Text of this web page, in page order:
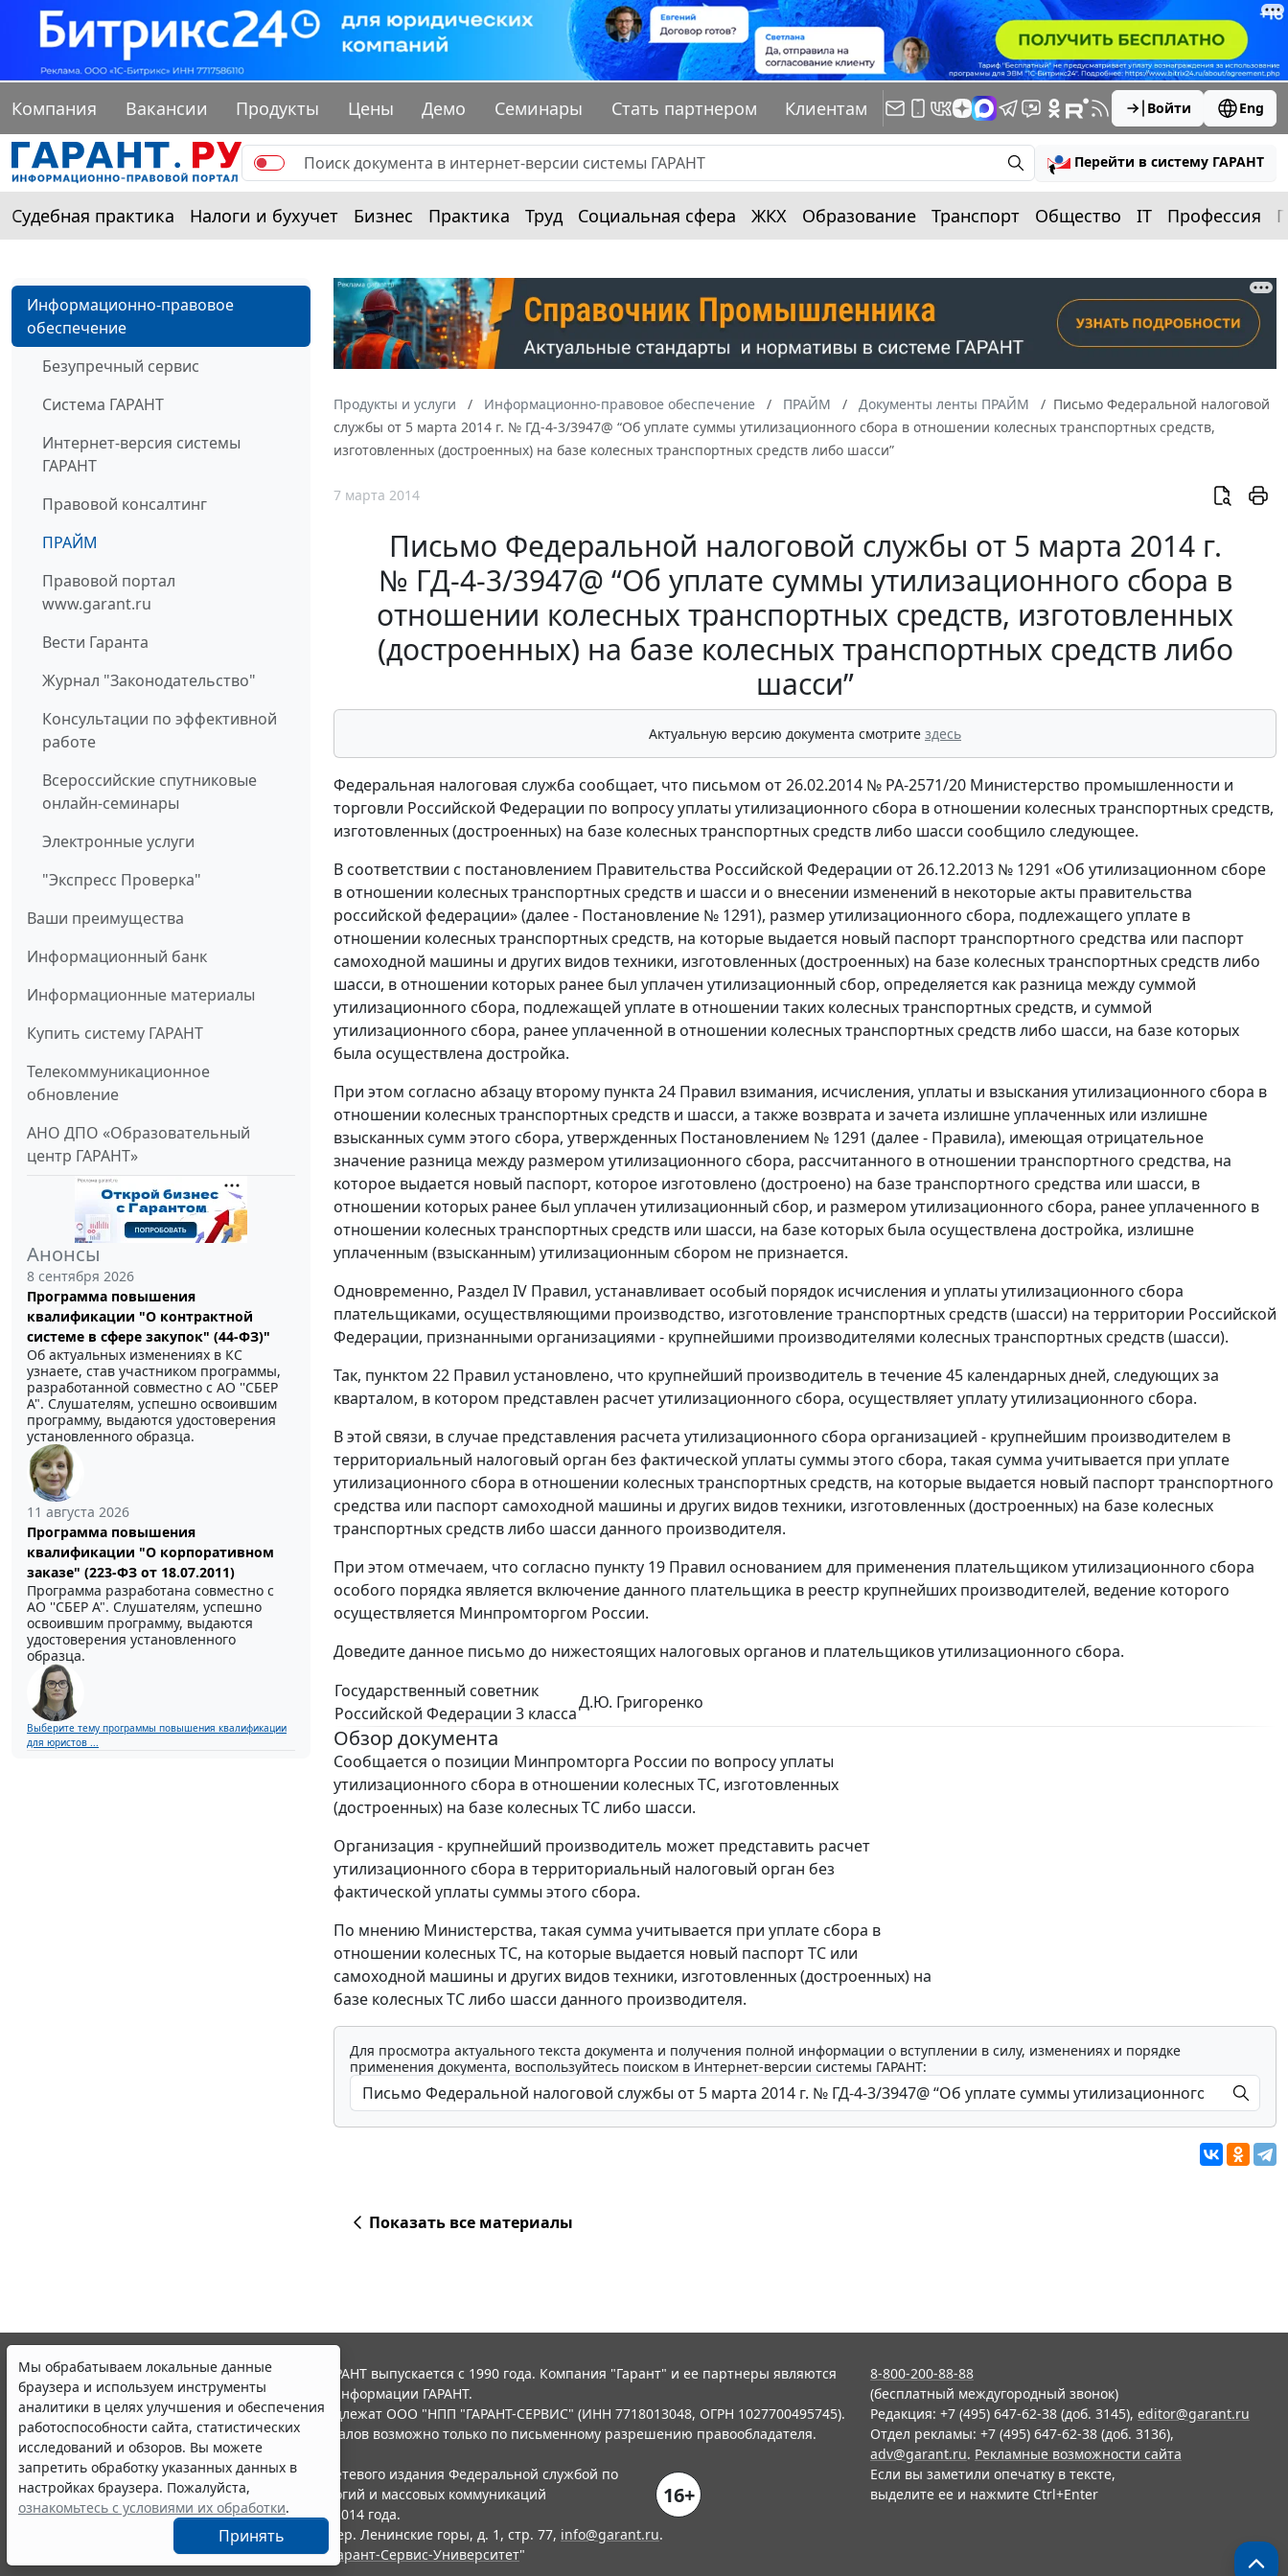
Компания Вакансии Продукты Цены Демо Семинары Стать партнером Клиентам Войти Eng
Перейти в систему ГАРАНТ
Судебная практика Налоги и бухучет Бизнес Практика Труд Социальная сфера ЖКХ Образование Транспорт Общество IT Профессия
Информационно-правовое
обеспечение
Безупречный сервис
Система ГАРАНТ
Интернет-версия системы
ГАРАНТ
Правовой консалтинг
ПРАЙМ
Правовой портал
www.garant.ru
Вести Гаранта
Журнал "Законодательство"
Консультации по эффективной
работе
Всероссийские спутниковые
онлайн-семинары
Электронные услуги
"Экспресс Проверка"
Ваши преимущества
Информационный банк
Информационные материалы
Купить систему ГАРАНТ
Телекоммуникационное
обновление
АНО ДПО «Образовательный
центр ГАРАНТ»
Анонсы
8 сентября 2026
Программа повышения
квалификации "О контрактной
системе в сфере закупок" (44-ФЗ)"
Об актуальных изменениях в КС
узнаете, став участником программы,
разработанной совместно с АО ''СБЕР
А". Слушателям, успешно освоившим
программу, выдаются удостоверения
установленного образца.
11 августа 2026
Программа повышения
квалификации "О корпоративном
заказе" (223-ФЗ от 18.07.2011)
Программа разработана совместно с
АО ''СБЕР А". Слушателям, успешно
освоившим программу, выдаются
удостоверения установленного
образца.
Выберите тему программы повышения квалификации
для юристов ...
Продукты и услуги Информационно-правовое обеспечение ПРАЙМ Документы ленты ПРАЙМ
Письмо Федеральной налоговой
службы от 5 марта 2014 г. № ГД-4-3/3947@ “Об уплате суммы утилизационного сбора в отношении колесных транспортных средств,
изготовленных (достроенных) на базе колесных транспортных средств либо шасси”
7 марта 2014
Письмо Федеральной налоговой службы от 5 марта 2014 г.
№ ГД-4-3/3947@ “Об уплате суммы утилизационного сбора в
отношении колесных транспортных средств, изготовленных
(достроенных) на базе колесных транспортных средств либо
шасси”
Актуальную версию документа смотрите здесь
Федеральная налоговая служба сообщает, что письмом от 26.02.2014 № РА-2571/20 Министерство промышленности и
торговли Российской Федерации по вопросу уплаты утилизационного сбора в отношении колесных транспортных средств,
изготовленных (достроенных) на базе колесных транспортных средств либо шасси сообщило следующее.
В соответствии с постановлением Правительства Российской Федерации от 26.12.2013 № 1291 «Об утилизационном сборе
в отношении колесных транспортных средств и шасси и о внесении изменений в некоторые акты правительства
российской федерации» (далее - Постановление № 1291), размер утилизационного сбора, подлежащего уплате в
отношении колесных транспортных средств, на которые выдается новый паспорт транспортного средства или паспорт
самоходной машины и других видов техники, изготовленных (достроенных) на базе колесных транспортных средств либо
шасси, в отношении которых ранее был уплачен утилизационный сбор, определяется как разница между суммой
утилизационного сбора, подлежащей уплате в отношении таких колесных транспортных средств, и суммой
утилизационного сбора, ранее уплаченной в отношении колесных транспортных средств либо шасси, на базе которых
была осуществлена достройка.
При этом согласно абзацу второму пункта 24 Правил взимания, исчисления, уплаты и взыскания утилизационного сбора в
отношении колесных транспортных средств и шасси, а также возврата и зачета излишне уплаченных или излишне
взысканных сумм этого сбора, утвержденных Постановлением № 1291 (далее - Правила), имеющая отрицательное
значение разница между размером утилизационного сбора, рассчитанного в отношении транспортного средства, на
которое выдается новый паспорт, которое изготовлено (достроено) на базе транспортного средства или шасси, в
отношении которых ранее был уплачен утилизационный сбор, и размером утилизационного сбора, ранее уплаченного в
отношении колесных транспортных средств или шасси, на базе которых была осуществлена достройка, излишне
уплаченным (взысканным) утилизационным сбором не признается.
Одновременно, Раздел IV Правил, устанавливает особый порядок исчисления и уплаты утилизационного сбора
плательщиками, осуществляющими производство, изготовление транспортных средств (шасси) на территории Российской
Федерации, признанными организациями - крупнейшими производителями колесных транспортных средств (шасси).
Так, пунктом 22 Правил установлено, что крупнейший производитель в течение 45 календарных дней, следующих за
кварталом, в котором представлен расчет утилизационного сбора, осуществляет уплату утилизационного сбора.
В этой связи, в случае представления расчета утилизационного сбора организацией - крупнейшим производителем в
территориальный налоговый орган без фактической уплаты суммы этого сбора, такая сумма учитывается при уплате
утилизационного сбора в отношении колесных транспортных средств, на которые выдается новый паспорт транспортного
средства или паспорт самоходной машины и других видов техники, изготовленных (достроенных) на базе колесных
транспортных средств либо шасси данного производителя.
При этом отмечаем, что согласно пункту 19 Правил основанием для применения плательщиком утилизационного сбора
особого порядка является включение данного плательщика в реестр крупнейших производителей, ведение которого
осуществляется Минпромторгом России.
Доведите данное письмо до нижестоящих налоговых органов и плательщиков утилизационного сбора.
Государственный советник
Российской Федерации 3 класса
Д.Ю. Григоренко
Обзор документа
Сообщается о позиции Минпромторга России по вопросу уплаты
утилизационного сбора в отношении колесных ТС, изготовленных
(достроенных) на базе колесных ТС либо шасси.
Организация - крупнейший производитель может представить расчет
утилизационного сбора в территориальный налоговый орган без
фактической уплаты суммы этого сбора.
По мнению Министерства, такая сумма учитывается при уплате сбора в
отношении колесных ТС, на которые выдается новый паспорт ТС или
самоходной машины и других видов техники, изготовленных (достроенных) на
базе колесных ТС либо шасси данного производителя.
Для просмотра актуального текста документа и получения полной информации о вступлении в силу, изменениях и порядке
применения документа, воспользуйтесь поиском в Интернет-версии системы ГАРАНТ:
Показать все материалы
Мы обрабатываем локальные данные
браузера и используем инструменты
аналитики в целях улучшения и обеспечения
работоспособности сайта, статистических
исследований и обзоров. Вы можете
запретить обработку указанных данных в
настройках браузера. Пожалуйста,
ознакомьтесь с условиями их обработки.
Принять
© ООО "НПП "ГАРАНТ-СЕРВИС", 2026. Система ГАРАНТ выпускается с 1990 года. Компания "Гарант" и ее партнеры являются
участниками Российской ассоциации правовой информации ГАРАНТ.
Все права на материалы сайта ГАРАНТ.РУ принадлежат ООО "НПП "ГАРАНТ-СЕРВИС" (ИНН 7718013048, ОГРН 1027700495745).
Полное или частичное воспроизведение материалов возможно только по письменному разрешению правообладателя.
Правила использования портала.
Портал ГАРАНТ.РУ зарегистрирован в качестве сетевого издания Федеральной службой по
надзору в сфере связи,информационных технологий и массовых коммуникаций
(Роскомнадзором), Эл № ФС77-58365 от 18 июня 2014 года.
16+
ООО "НПП "ГАРАНТ-СЕРВИС", 119234, г. Москва, тер. Ленинские горы, д. 1, стр. 77, info@garant.ru.
Разработчик ЭПС Система ГАРАНТ – ООО "НПП "
Гарант-Сервис-Университет"
8-800-200-88-88
(бесплатный междугородный звонок)
Редакция: +7 (495) 647-62-38 (доб. 3145), editor@garant.ru
Отдел рекламы: +7 (495) 647-62-38 (доб. 3136),
adv@garant.ru. Рекламные возможности сайта
Если вы заметили опечатку в тексте,
выделите ее и нажмите Ctrl+Enter